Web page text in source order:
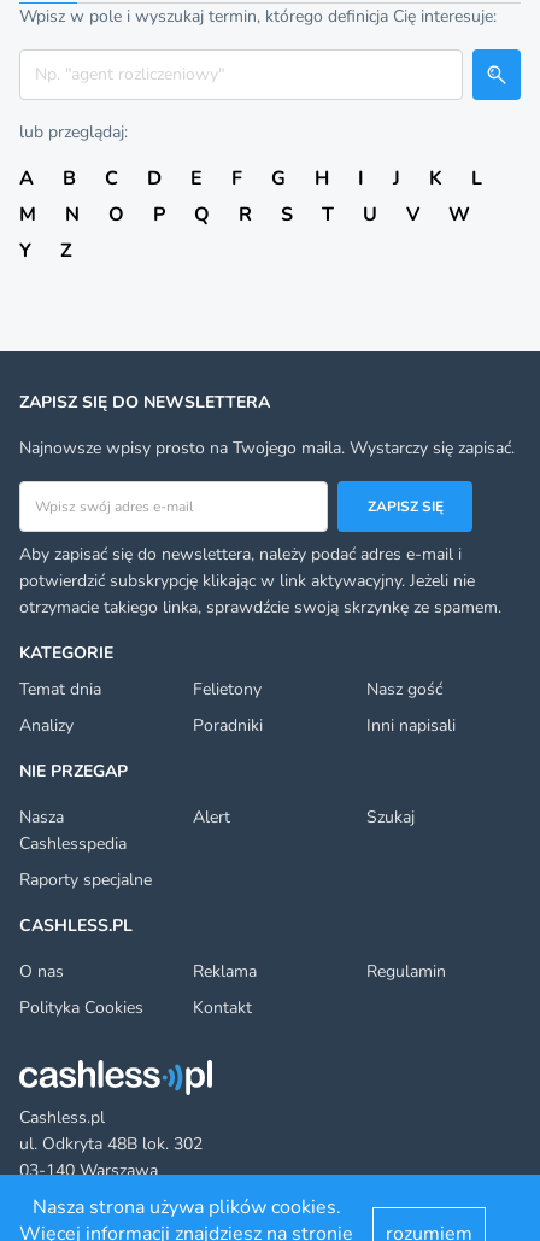
Wpisz w pole i wyszukaj termin, którego definicja Cię interesuje:
Szukaj
lub przeglądaj:
A B C D E F G H I J K
L
M
N O P Q R S T U V
W
Y
Z
Cashless.pl
ul. Odkryta 48B lok. 302
03-140 Warszawa
KATEGORIE
Temat dnia
Felietony
Nasz gość
Analizy
Poradniki
Inni napisali
NIE PRZEGAP
Nasza
Cashlesspedia
Alert Szukaj
Raporty specjalne
CASHLESS.PL
O nas
Reklama
Regulamin
Polityka Cookies
Kontakt
ZAPISZ SIĘ DO NEWSLETTERA
Najnowsze wpisy prosto na Twojego maila. Wystarczy się zapisać.
ZAPISZ SIĘ
Aby zapisać się do newslettera, należy podać adres e-mail i
potwierdzić subskrypcję klikając w link aktywacyjny. Jeżeli nie
otrzymacie takiego linka, sprawdźcie swoją skrzynkę ze spamem.
Nasza strona używa plików cookies.
Więcej informacji znajdziesz na stronie
rozumiem